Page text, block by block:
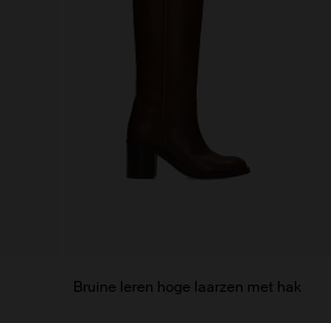
Bruine leren hoge laarzen met hak